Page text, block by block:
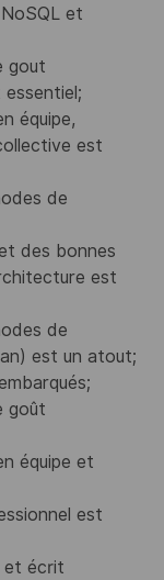
et
gout
équipe,
est
de
des bonnes
est
de
est un atout;
goût
équipe et
est
et écrit